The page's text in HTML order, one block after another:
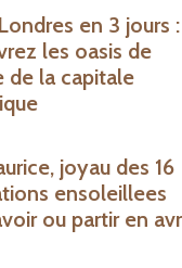
en 3 jours :
les oasis de
de la capitale
joyau des 16
ensoleillees
ou partir en